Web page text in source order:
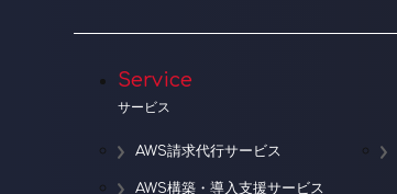
Service
サービス
AWS請求代行サービス
AWS構築・導入支援サービス